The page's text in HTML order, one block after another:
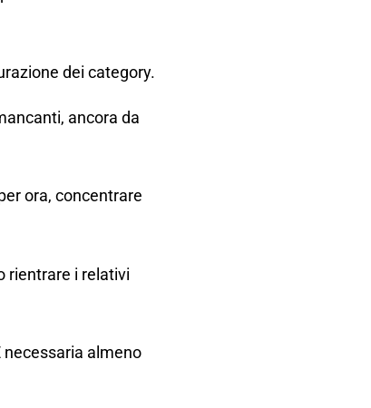
dei category.
ancora da
ora, concentrare
rientrare i relativi
necessaria almeno